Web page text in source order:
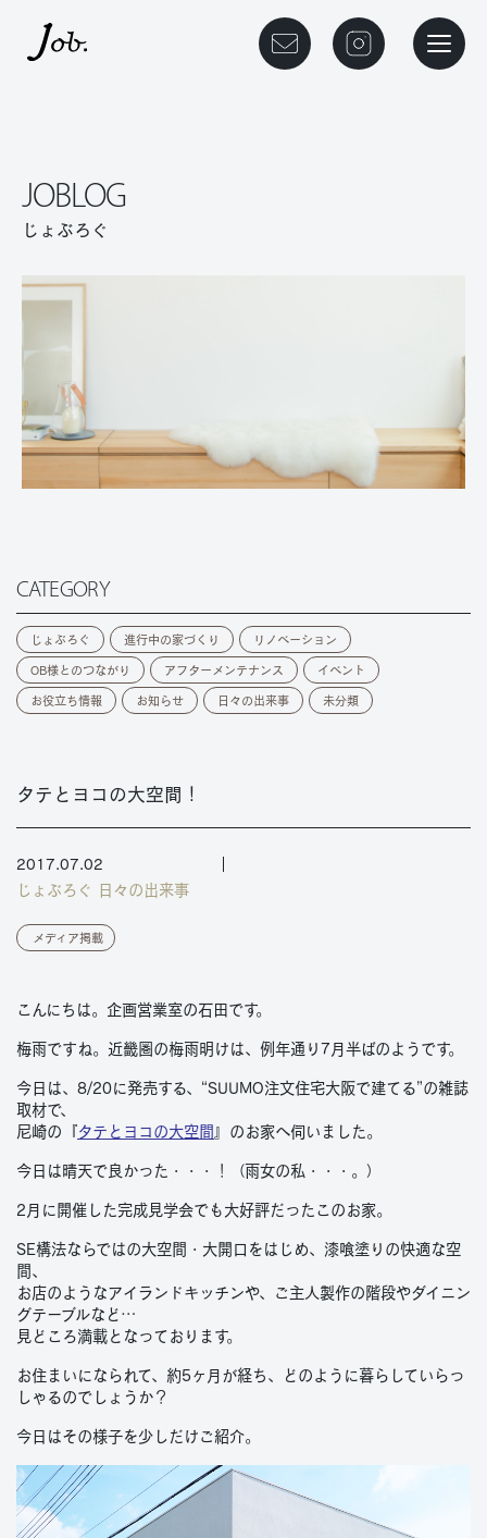
ご相談予約 instagram メニュ
JOBLOG
じょぶろぐ
CATEGORY
じょぶろぐ 進行中の家づくり リノベーション
OB様とのつながり アフターメンテナンス イベント
お役立ち情報 お知らせ 日々の出来事 未分類
タテとヨコの大空間！
2017.07.02
じょぶろぐ 日々の出来事
メディア掲載
こんにちは。企画営業室の石田です。
梅雨ですね。近畿圏の梅雨明けは、例年通り7月半ばのようです。
今日は、8/20に発売する、“SUUMO注文住宅大阪で建てる”の雑誌
取材で、
尼崎の『タテとヨコの大空間 』のお家へ伺いました。
今日は晴天で良かった・・・！（雨女の私・・・。）
2月に開催した完成見学会でも大好評だったこのお家。
SE構法ならではの大空間・大開口をはじめ、漆喰塗りの快適な空
間、
お店のようなアイランドキッチンや、ご主人製作の階段やダイニン
グテーブルなど…
見どころ満載となっております。
お住まいになられて、約5ヶ月が経ち、どのように暮らしていらっ
しゃるのでしょうか？
今日はその様子を少しだけご紹介。